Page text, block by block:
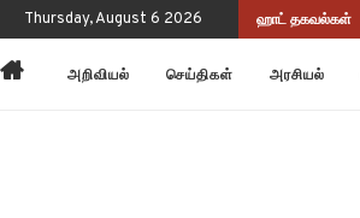
Thursday, August 6 2026 ஹாட் தகவல்கள்
செயல்திறனையும் மேம்படுத்துகிறது!
அறிவியல் செய்திகள் அரசியல்